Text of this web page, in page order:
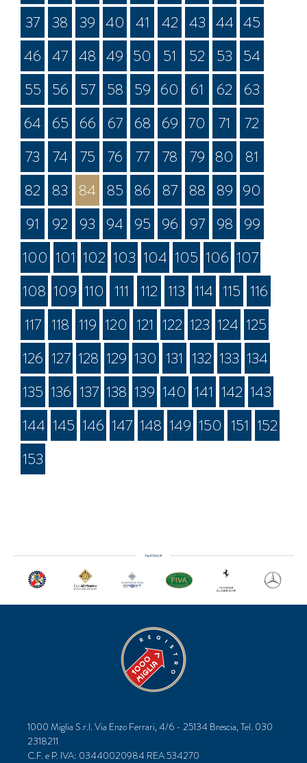
37 38 39 40 41 42 43 44 45
46 47 48 49 50 51 52 53 54
55 56 57 58 59 60 61 62
63
64 65 66 67 68 69 70 71
72
73
74 75 76 77 78 79 80
81
82
83 84 85 86 87 88 89 90
91
92 93 94 95 96 97 98 99
100 101 102 103 104 105 106 107
108 109 110 111 112 113 114 115 116
117 118 119 120 121 122 123 124 125
126 127 128 129 130 131 132 133 134
135 136 137 138 139 140 141 142 143
144 145 146 147 148 149 150 151 152
153
1000 Miglia S.r.l. Via Enzo Ferrari, 4/6 - 25134 Brescia, Tel. 030
2318211
C.F. e P. IVA: 03440020984 REA 534270